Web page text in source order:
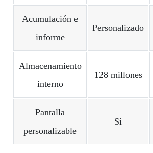
Acumulación e
informe
Personalizado
Almacenamiento
interno
128 millones
Pantalla
personalizable
Sí